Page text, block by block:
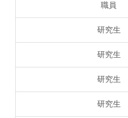
職員
研究生
研究生
研究生
研究生